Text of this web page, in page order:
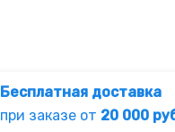
Бесплатная доставка
при заказе от 20 000